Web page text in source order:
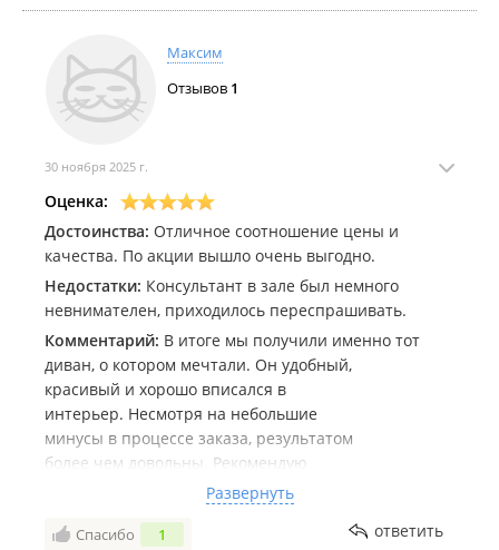
Максим
Отзывов 1
30 ноября 2025 г.
Оценка:
Достоинства: Отличное соотношение цены и
качества. По акции вышло очень выгодно.
Недостатки: Консультант в зале был немного
невнимателен, приходилось переспрашивать.
Комментарий: В итоге мы получили именно тот
диван, о котором мечтали. Он удобный,
красивый и хорошо вписался в
интерьер. Несмотря на небольшие
минусы в процессе заказа, результатом
более чем довольны. Рекомендую
этот магазин тем, кто готов немного
подождать ради хорошего продукта.
Развернуть
Спасибо 1 ответить